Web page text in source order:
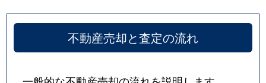
不動産売却と査定の流れ